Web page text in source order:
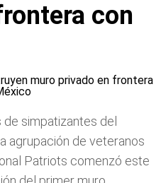
con
simpatizantes del
agrupación de veteranos
Patriots comenzó este